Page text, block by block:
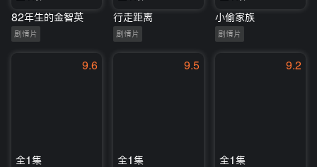
82年生的金智英
剧情片
行走距离
剧情片
小偷家族
剧情片
9.6
全1集
9.5
全1集
9.2
全1集